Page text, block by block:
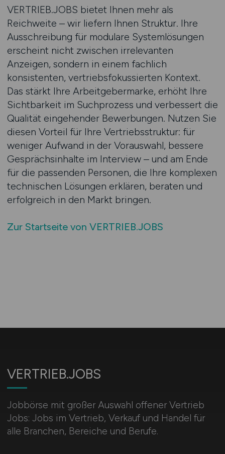
VERTRIEB.JOBS bietet Ihnen mehr als
Reichweite – wir liefern Ihnen Struktur. Ihre
Ausschreibung für modulare Systemlösungen
erscheint nicht zwischen irrelevanten
Anzeigen, sondern in einem fachlich
konsistenten, vertriebsfokussierten Kontext.
Das stärkt Ihre Arbeitgebermarke, erhöht Ihre
Sichtbarkeit im Suchprozess und verbessert die
Qualität eingehender Bewerbungen. Nutzen Sie
diesen Vorteil für Ihre Vertriebsstruktur: für
weniger Aufwand in der Vorauswahl, bessere
Gesprächsinhalte im Interview – und am Ende
für die passenden Personen, die Ihre komplexen
technischen Lösungen erklären, beraten und
erfolgreich in den Markt bringen.
Zur Startseite von VERTRIEB.JOBS
VERTRIEB.JOBS
Jobbörse mit großer Auswahl offener Vertrieb
Jobs: Jobs im Vertrieb, Verkauf und Handel für
alle Branchen, Bereiche und Berufe.